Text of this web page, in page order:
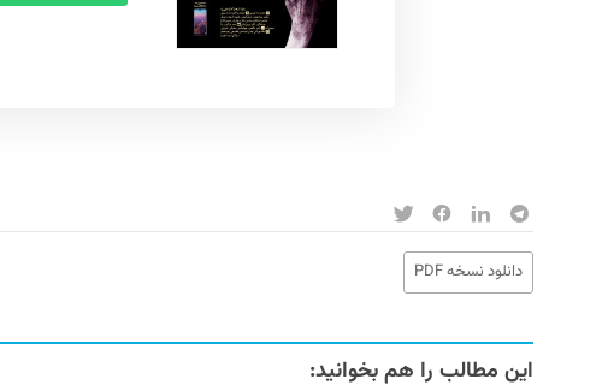
دانلود نسخه PDF
این مطالب را هم بخوانید: